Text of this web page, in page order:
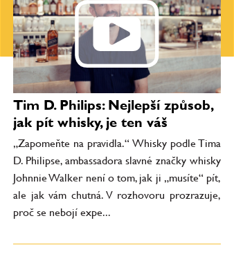
Tim D. Philips: Nejlepší způsob,
jak pít whisky, je ten váš
„Zapomeňte na pravidla.“ Whisky podle Tima
D. Philipse, ambassadora slavné značky whisky
Johnnie Walker není o tom, jak ji „musíte“ pít,
ale jak vám chutná. V rozhovoru prozrazuje,
proč se nebojí expe...